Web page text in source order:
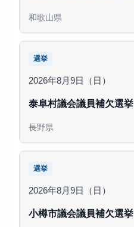
和歌山県
選挙
2026年8月9日（日）
泰阜村議会議員補欠選挙
長野県
選挙
2026年8月9日（日）
小樽市議会議員補欠選挙